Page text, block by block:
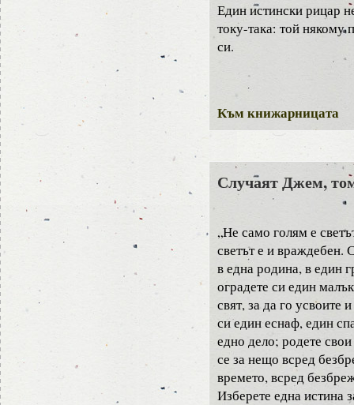
Един истински рицар
току-така: той някому
си.
Към книжарницата
Случаят Джем,
„Не само голям е
светът е и враждебен.
в една родина, в един
оградете си един
свят, за да го усвоите
си един еснаф, един
едно дело; родете
се за нещо всред
времето, всред
Изберете една истина